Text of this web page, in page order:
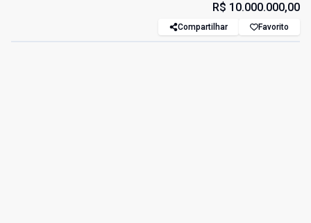
R$ 10.000.000,00
Compartilhar Favorito